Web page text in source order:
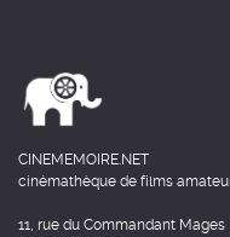
CINEMEMOIRE.NET
cinémathèque de films
11, rue du Commandant Mages